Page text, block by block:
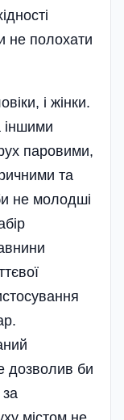
не полохати
і жінки.
іншими
паровими,
та
не молодші
дозволив би